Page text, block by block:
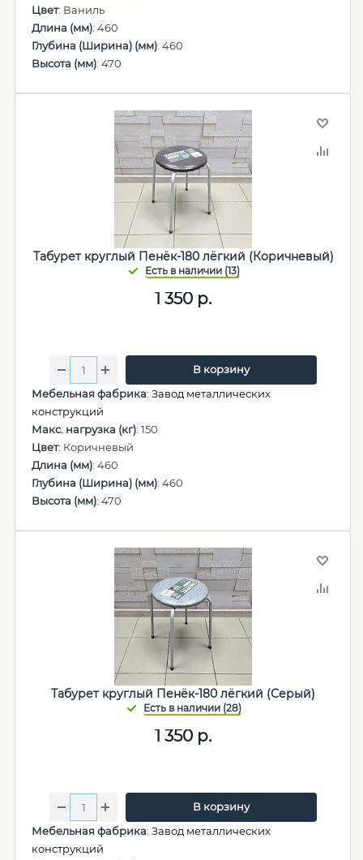
Цвет: Ваниль
Длина (мм): 460
Глубина (Ширина) (мм): 460
Высота (мм): 470
Табурет круглый Пенёк-180 лёгкий (Коричневый)
1 350 р.
В корзину
Мебельная фабрика: Завод металлических
конструкций
Макс. нагрузка (кг): 150
Цвет: Коричневый
Длина (мм): 460
Глубина (Ширина) (мм): 460
Высота (мм): 470
Табурет круглый Пенёк-180 лёгкий (Серый)
1 350 р.
В корзину
Мебельная фабрика: Завод металлических
конструкций